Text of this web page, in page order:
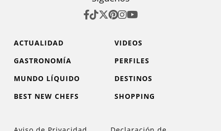
ACTUALIDAD
VIDEOS
GASTRONOMÍA
PERFILES
MUNDO LÍQUIDO
DESTINOS
BEST NEW CHEFS
SHOPPING